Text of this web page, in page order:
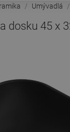
Umývadlá
dosku 45 x